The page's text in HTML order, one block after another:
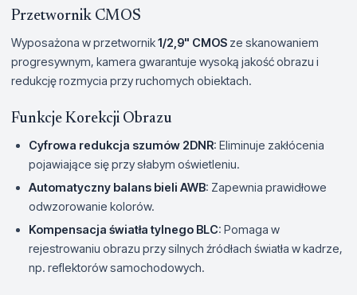
Przetwornik CMOS
Wyposażona w przetwornik1/2,9" CMOS ze skanowaniem
progresywnym, kamera gwarantuje wysoką jakość obrazu i
redukcję rozmycia przy ruchomych obiektach.
Funkcje Korekcji Obrazu
Cyfrowa redukcja szumów 2DNR: Eliminuje zakłócenia
pojawiające się przy słabym oświetleniu.
Automatyczny balans bieli AWB: Zapewnia prawidłowe
odwzorowanie kolorów.
Kompensacja światła tylnego BLC: Pomaga w
rejestrowaniu obrazu przy silnych źródłach światła w kadrze,
np. reflektorów samochodowych.